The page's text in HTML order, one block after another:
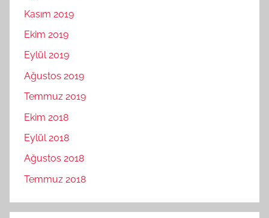
Kasım 2019
Ekim 2019
Eylül 2019
Ağustos 2019
Temmuz 2019
Ekim 2018
Eylül 2018
Ağustos 2018
Temmuz 2018